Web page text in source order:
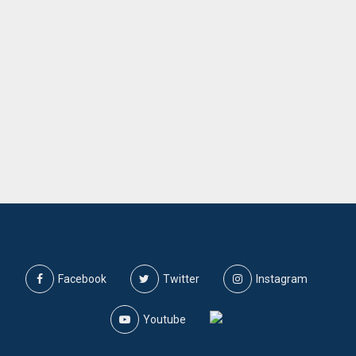
Facebook Twitter Instagram
Youtube